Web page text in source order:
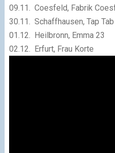
09.11. Coesfeld, Fabrik
30.11. Schaffhausen, Tap Tab
01.12. Heilbronn, Emma 23
02.12. Erfurt, Frau Korte